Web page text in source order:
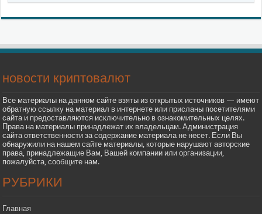
новости криптовалют
Все материалы на данном сайте взяты из открытых источников — имеют
обратную ссылку на материал в интернете или присланы посетителями
сайта и предоставляются исключительно в ознакомительных целях.
Права на материалы принадлежат их владельцам. Администрация
сайта ответственности за содержание материала не несет. Если Вы
обнаружили на нашем сайте материалы, которые нарушают авторские
права, принадлежащие Вам, Вашей компании или организации,
пожалуйста, сообщите нам.
РУБРИКИ
Главная